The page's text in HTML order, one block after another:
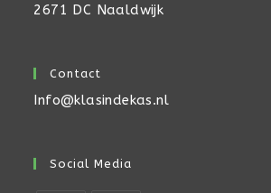
2671 DC Naaldwijk
Contact
Info@klasindekas.nl
Social Media